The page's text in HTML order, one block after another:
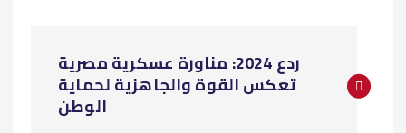
ص ردع 2024: مناورة عسكرية مصرية
تعكس القوة والجاهزية لحماية
الوطن